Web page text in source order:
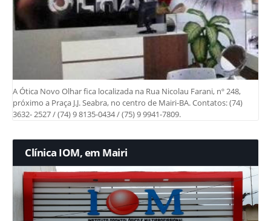
A Ótica Novo Olhar fica localizada na Rua Nicolau Farani, nº 248,
próximo a Praça J.J. Seabra, no centro de Mairi-BA. Contatos: (74)
3632- 2527 / (74) 9 8135-0434 / (75) 9 9941-7809.
Clínica IOM, em Mairi